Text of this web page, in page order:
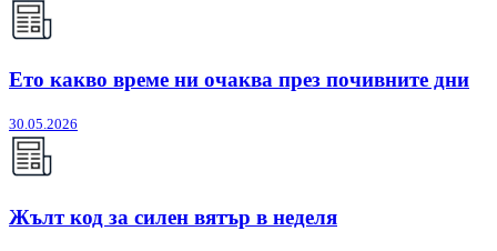
Ето какво време ни очаква през почивните дни
30.05.2026
Жълт код за силен вятър в неделя